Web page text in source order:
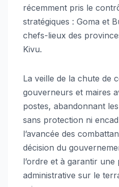
récemment pris le
stratégiques : Goma et
chefs-lieux des
Kivu.
La veille de la chute de
gouverneurs et maires
postes, abandonnant
sans protection ni
l’avancée des
décision du
l’ordre et à garantir une
administrative sur le